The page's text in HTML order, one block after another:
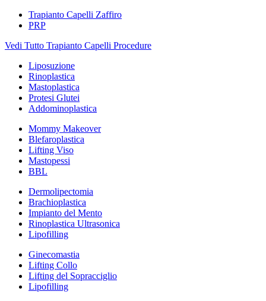
Trapianto Capelli Zaffiro
PRP
Vedi Tutto Trapianto Capelli Procedure
Liposuzione
Rinoplastica
Mastoplastica
Protesi Glutei
Addominoplastica
Mommy Makeover
Blefaroplastica
Lifting Viso
Mastopessi
BBL
Dermolipectomia
Brachioplastica
Impianto del Mento
Rinoplastica Ultrasonica
Lipofilling
Ginecomastia
Lifting Collo
Lifting del Sopracciglio
Lipofilling